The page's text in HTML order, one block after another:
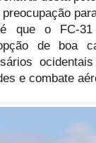
que o FC-
de boa
e combate